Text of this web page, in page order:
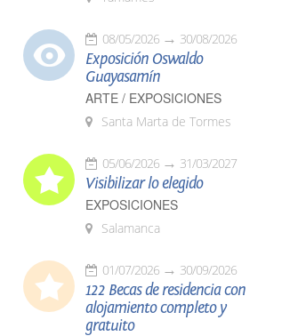
08/05/2026 30/08/2026
Exposición Oswaldo
Guayasamín
ARTE / EXPOSICIONES
Santa Marta de Tormes
05/06/2026 31/03/2027
Visibilizar lo elegido
EXPOSICIONES
Salamanca
01/07/2026 30/09/2026
122 Becas de residencia con
alojamiento completo y
gratuito